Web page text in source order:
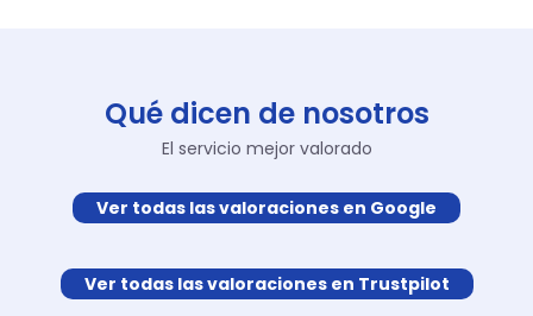
Qué dicen de nosotros
El servicio mejor valorado
Ver todas las valoraciones en Google
Ver todas las valoraciones en Trustpilot